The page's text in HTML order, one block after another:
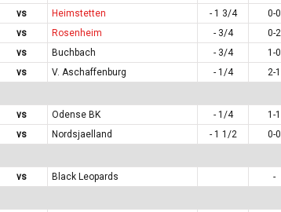
vs Heimstetten - 1 3/4
0-0
vs Rosenheim - 3/4
0-2
vs Buchbach - 3/4
1-0
vs V. Aschaffenburg - 1/4
2-1
vs Odense BK - 1/4
1-1
vs Nordsjaelland - 1 1/2
0-0
vs Black Leopards
-